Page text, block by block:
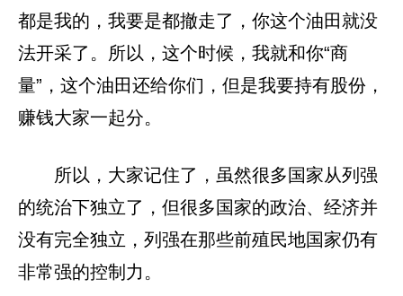
都是我的，我要是都撤走了，你这个油田就没
法开采了。所以，这个时候，我就和你“商
量”，这个油田还给你们，但是我要持有股份，
赚钱大家一起分。
所以，大家记住了，虽然很多国家从列强
的统治下独立了，但很多国家的政治、经济并
没有完全独立，列强在那些前殖民地国家仍有
非常强的控制力。